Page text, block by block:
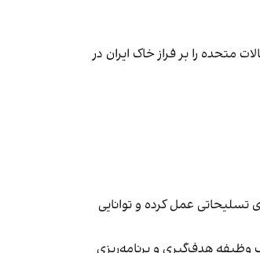
متحده را بر فراز خاک ایران در
تسلیحاتی عمل کرده و توانایی